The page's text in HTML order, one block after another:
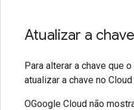
Atualizar a
Para alterar a chave que
atualizar a chave no
OGoogle Cloud não